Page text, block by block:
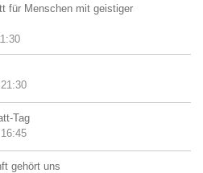
für Menschen mit geistiger
21:30
Tag
16:45
gehört uns